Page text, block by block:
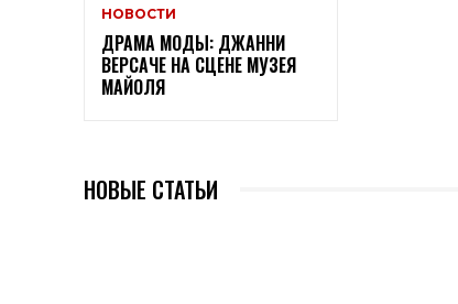
НОВОСТИ
ДРАМА МОДЫ: ДЖАННИ
ВЕРСАЧЕ НА СЦЕНЕ МУЗЕЯ
МАЙОЛЯ
НОВЫЕ СТАТЬИ